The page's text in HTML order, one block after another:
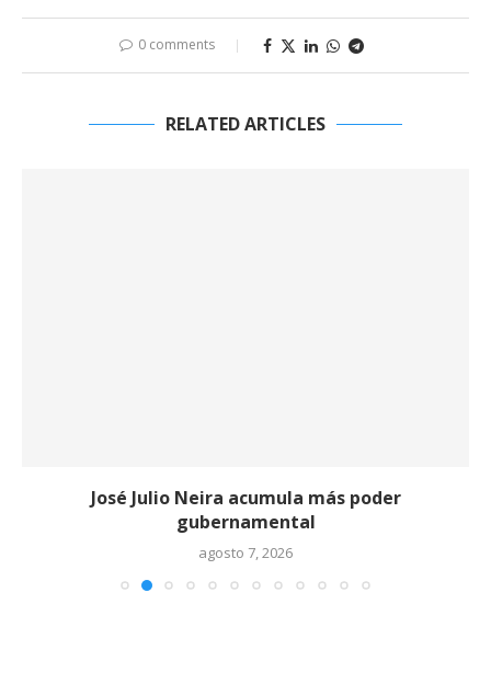
0 comments
RELATED ARTICLES
José Julio Neira acumula más poder
gubernamental
agosto 7, 2026